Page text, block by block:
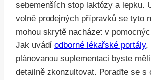
sebemenších stop laktózy a lepku.
volně prodejných přípravků se tyto
mohou skrytě nacházet v
Jak uvádí odborné lékařské portály,
plánovanou suplementaci byste
detailně zkonzultovat. Poraďte se s